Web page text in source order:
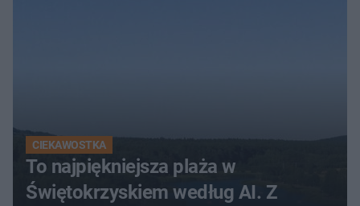
CIEKAWOSTKA
To najpiękniejsza plaża w
Świętokrzyskiem według AI. Z